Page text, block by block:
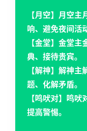
【月空】月空
响、避免夜间活
【金堂】金堂
典、接待贵宾。
【解神】解神
题、化解矛盾。
【鸣吠对】鸣吠
提高警惕。